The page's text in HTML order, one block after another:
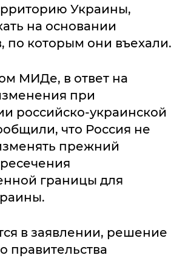
Украины,
на основании
по которым они въехали.
МИДе, в ответ на
при
российско-украинской
что Россия не
прежний
границы для
в заявлении, решение
правительства